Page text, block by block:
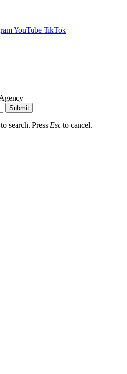
YouTube TikTok
Submit
search. Press Esc to cancel.